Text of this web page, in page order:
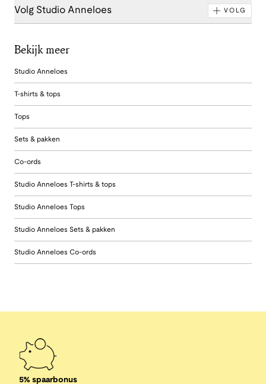
Volg Studio Anneloes VOLG
Bekijk meer
Studio Anneloes
T-shirts & tops
Tops
Sets & pakken
Co-ords
Studio Anneloes T-shirts & tops
Studio Anneloes Tops
Studio Anneloes Sets & pakken
Studio Anneloes Co-ords
5% spaarbonus